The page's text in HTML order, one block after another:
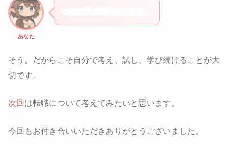
あなた
そう。だからこそ自分で考え、試し、学び続けることが大
切です。
次回 は転職について考えてみたいと思います。
今回もお付き合いいただきありがとうございました。